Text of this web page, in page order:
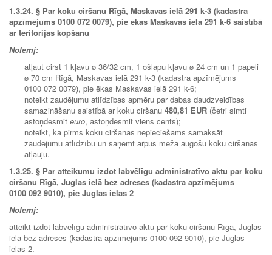
1.3.24. § Par koku ciršanu Rīgā, Maskavas ielā 291 k-3 (kadastra
apzīmējums 0100 072 0079), pie ēkas Maskavas ielā 291 k-6 saistībā
ar teritorijas kopšanu
Nolemj:
atļaut cirst 1 kļavu ø 36/32 cm, 1 ošlapu kļavu ø 24 cm un 1 papeli
ø 70 cm Rīgā, Maskavas ielā 291 k-3 (kadastra apzīmējums
0100 072 0079), pie ēkas Maskavas ielā 291 k-6;
noteikt zaudējumu atlīdzības apmēru par dabas daudzveidības
samazināšanu saistībā ar koku ciršanu 480,81 EUR (četri simti
astoņdesmit euro, astoņdesmit viens cents);
noteikt, ka pirms koku ciršanas nepieciešams samaksāt
zaudējumu atlīdzību un saņemt ārpus meža augošu koku ciršanas
atļauju.
1.3.25. § Par atteikumu izdot labvēlīgu administratīvo aktu par koku
ciršanu Rīgā, Juglas ielā bez adreses (kadastra apzīmējums
0100 092 9010), pie Juglas ielas 2
Nolemj:
atteikt izdot labvēlīgu administratīvo aktu par koku ciršanu Rīgā, Juglas
ielā bez adreses (kadastra apzīmējums 0100 092 9010), pie Juglas
ielas 2.